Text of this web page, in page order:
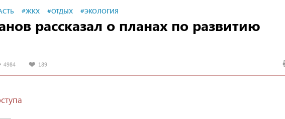
#ЖКХ #ОТДЫХ #ЭКОЛОГИЯ
рассказал о планах по развитию
4984 189